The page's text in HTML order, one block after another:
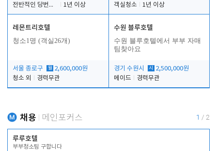
전반적인 당번업무
1년 이상
객실청소
1년 이상
레몬트리호텔
청소1명 (객실26개)
서울 종로구 월 2,600,000원
청소 외
경력무관
수원 블루호텔
수원 블루호텔에서 부부 자매
팀찾아요
경기 수원시 시
2,500,000원
메이드
경력무관
채용 메인포커스 1 / 2
루루호텔
부부청소팀 구합니다